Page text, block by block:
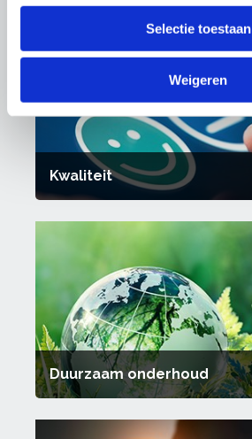
Selectie toestaan
Weigeren
Kwaliteit
Duurzaam onderhoud